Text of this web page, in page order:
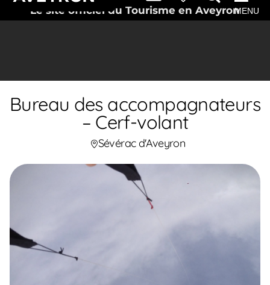
Le site officiel du Tourisme en AveyronMENU
Bureau des accompagnateurs
– Cerf-volant
Sévérac d'Aveyron